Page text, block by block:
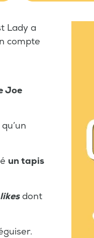
Lady a
compte
Joe
un tapis
likesdont